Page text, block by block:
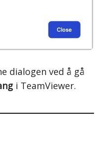
dialogen ved å gå
i TeamViewer.